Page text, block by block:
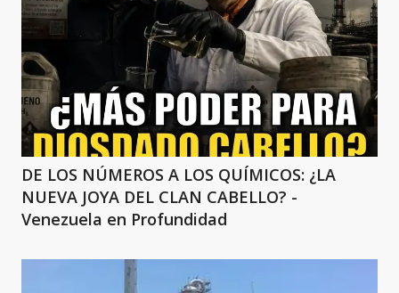
DE LOS NÚMEROS A LOS QUÍMICOS: ¿LA
NUEVA JOYA DEL CLAN CABELLO? -
Venezuela en Profundidad